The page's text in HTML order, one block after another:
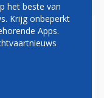
aan
het beste van
Krijg onbeperkt
Apps.